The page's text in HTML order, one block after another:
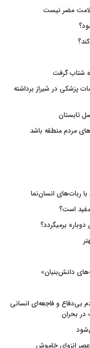
مضر نیست
پزشکی در شیراز برداشته
تابستان
مردم منطقه باشد
ربات‌های انسان‌نما
است؟
برمیگردد؟
دانش‌بنیان»
بی‌دفاع و فاجعه‌ای انسانی
بحران
عصر انزوای خاموش